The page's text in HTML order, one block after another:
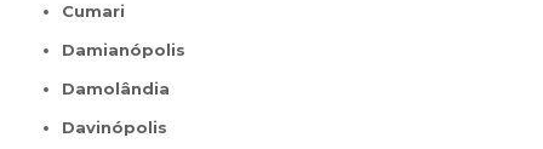
Cumari
Damianópolis
Damolândia
Davinópolis